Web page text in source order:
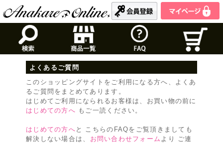
よくあるご質問
このショッピングサイトをご利用になる方へ、よくあ
るご質問をまとめてあります。
はじめてご利用になられるお客様は、お買い物の前に
はじめての方へ もご一読ください。
はじめての方へ と こちらのFAQをご覧頂きましても
解決しない場合は、 お問い合わせフォーム より ご連